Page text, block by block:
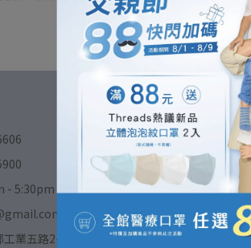
- 5:30pm
業五路2-2號(郡昱股份有限公司)